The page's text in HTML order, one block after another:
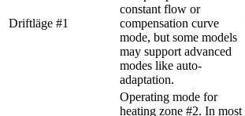
Driftläge #1
constant flow or
compensation curve
mode, but some models
may support advanced
modes like auto-
adaptation.
Operating mode for
heating zone #2. In most